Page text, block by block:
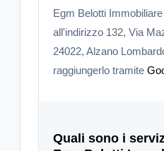
Egm Belotti
all'indirizzo 132, Via
24022, Alzano
raggiungerlo tramite
Quali sono i